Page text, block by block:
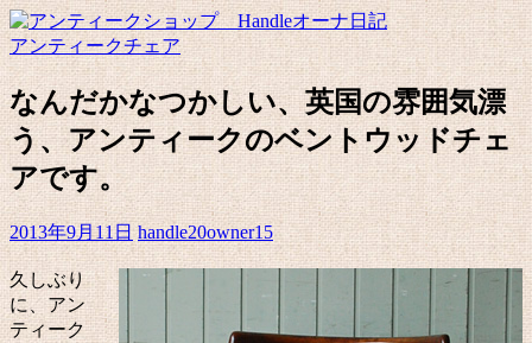
アンティークチェア
なんだかなつかしい、英国の雰囲気漂
う、アンティークのベントウッドチェ
アです。
2013年9月11日 handle20owner15
久しぶり
に、アン
ティーク